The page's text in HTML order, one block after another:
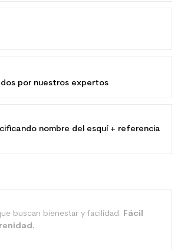
por nuestros expertos
nombre del esquí + referencia
buscan bienestar y facilidad. Fácil